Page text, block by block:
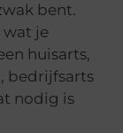
bent.
wat je
huisarts,
bedrijfsarts
nodig is